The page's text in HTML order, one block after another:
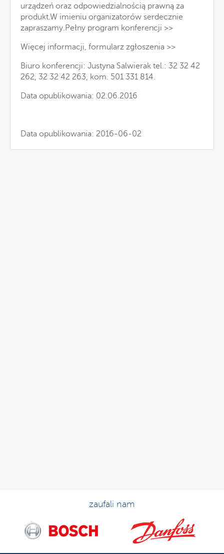
urządzeń oraz odpowiedzialnością prawną za
produkt.W imieniu organizatorów serdecznie
zapraszamy.Pełny program konferencji >>
Więcej informacji, formularz zgłoszenia >>
Biuro konferencji: Justyna Salwierak tel.: 32 32 42
262, 32 32 42 263, kom. 501 331 814.
Data opublikowania: 02.06.2016
Data opublikowania: 2016-06-02
zaufali nam